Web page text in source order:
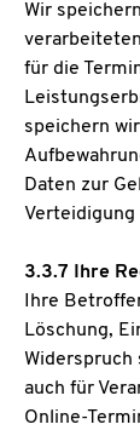
Wir
für die
speichern
Daten zur
3.3.7 Ihre
Ihre
Löschung,
Widerspruch
auch für
Online-